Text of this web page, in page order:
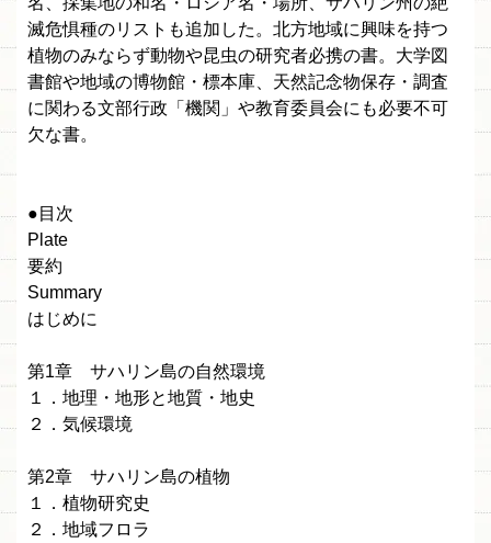
滅危惧種のリストも追加した。北方地域に興味を持つ
植物のみならず動物や昆虫の研究者必携の書。大学図
書館や地域の博物館・標本庫、天然記念物保存・調査
に関わる文部行政「機関」や教育委員会にも必要不可
欠な書。
●目次
Plate
要約
Summary
はじめに
第1章 サハリン島の自然環境
１．地理・地形と地質・地史
２．気候環境
第2章 サハリン島の植物
１．植物研究史
２．地域フロラ